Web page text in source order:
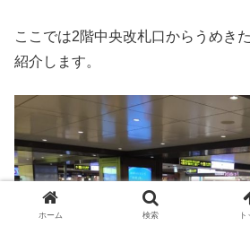
ここでは2階中央改札口からうめき
紹介します。
ホーム 検索